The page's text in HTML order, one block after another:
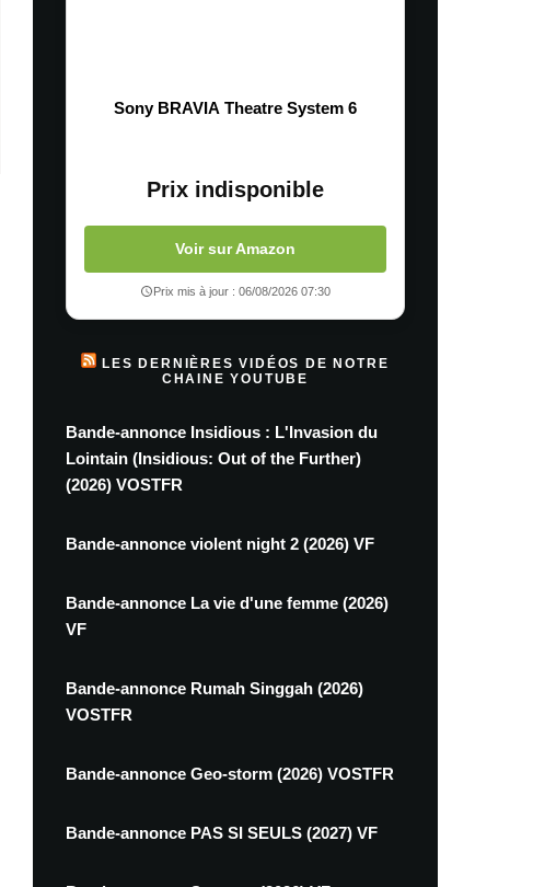
Sony BRAVIA Theatre System 6
Prix indisponible
Voir sur Amazon
Prix mis à jour : 06/08/2026 07:30
LES DERNIÈRES VIDÉOS DE NOTRE
CHAINE YOUTUBE
Bande-annonce Insidious : L'Invasion du
Lointain (Insidious: Out of the Further)
(2026) VOSTFR
Bande-annonce violent night 2 (2026) VF
Bande-annonce La vie d'une femme (2026)
VF
Bande-annonce Rumah Singgah (2026)
VOSTFR
Bande-annonce Geo-storm (2026) VOSTFR
Bande-annonce PAS SI SEULS (2027) VF